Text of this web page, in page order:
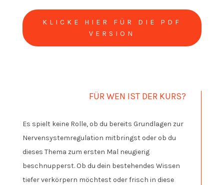
KLICKE HIER FÜR DIE PDF
VERSION
FÜR WEN IST DER KURS?
Es spielt keine Rolle, ob du bereits Grundlagen zur
Nervensystemregulation mitbringst oder ob du
dieses Thema zum ersten Mal neugierig
beschnupperst. Ob du dein bestehendes Wissen
tiefer verkörpern möchtest oder frisch in diese